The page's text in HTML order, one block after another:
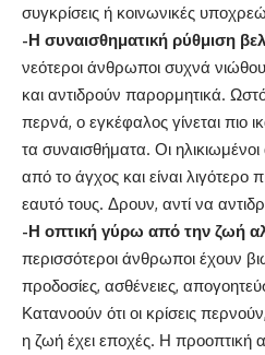
συγκρίσεις ή κοινωνικές
-Η συναισθηματική ρύθμιση
νεότεροι άνθρωποι συχνά
και αντιδρούν παρορμητικά.
περνά, ο εγκέφαλος γίνεται πιο
τα συναισθήματα. Οι
από το άγχος και είναι
εαυτό τους. Δρουν, αντί να
-Η οπτική γύρω από την ζωή
περισσότεροι άνθρωποι έχουν
προδοσίες, ασθένειες,
Κατανοούν ότι οι κρίσεις
η ζωή έχει εποχές. Η προοπτική